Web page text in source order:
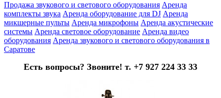
Продажа звукового и светового оборудования Аренда
комплекты звука Аренда оборудование для DJ Аренда
микшерные пульты Аренда микрофоны Аренда акустические
системы Аренда световое оборудование Аренда видео
оборудования Аренда звукового и светового оборудования в
Саратове
Есть вопросы? Звоните! т. +7 927 224 33 33